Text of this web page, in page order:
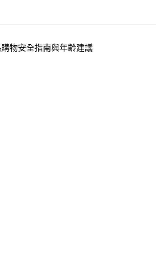
物安全指南與年齡建議